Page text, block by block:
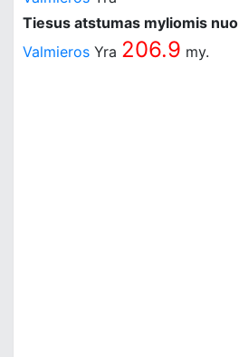
Tiesus atstumas myliomis nuo
Valmieros Yra 206.9 my.